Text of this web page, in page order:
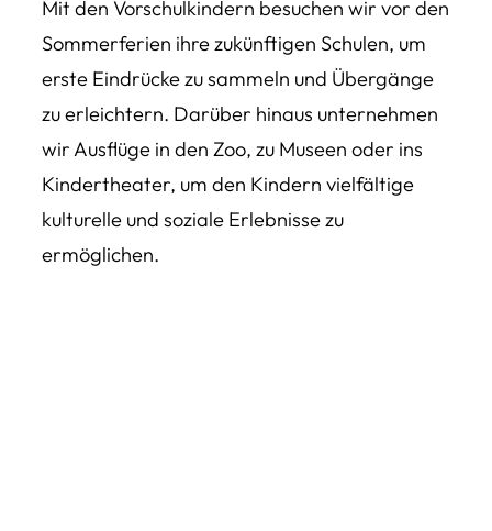
Mit den Vorschulkindern besuchen wir vor den
Sommerferien ihre zukünftigen Schulen, um
erste Eindrücke zu sammeln und Übergänge
zu erleichtern. Darüber hinaus unternehmen
wir Ausflüge in den Zoo, zu Museen oder ins
Kindertheater, um den Kindern vielfältige
kulturelle und soziale Erlebnisse zu
ermöglichen.